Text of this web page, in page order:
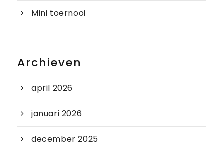
Mini toernooi
Archieven
april 2026
januari 2026
december 2025